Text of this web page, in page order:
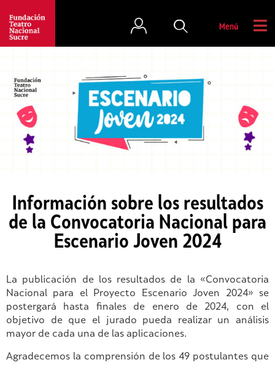
Menú
Información sobre los resultados
de la Convocatoria Nacional para
Escenario Joven 2024
La publicación de los resultados de la «Convocatoria
Nacional para el Proyecto Escenario Joven 2024» se
postergará hasta finales de enero de 2024, con el
objetivo de que el jurado pueda realizar un análisis
mayor de cada una de las aplicaciones.
Agradecemos la comprensión de los 49 postulantes que